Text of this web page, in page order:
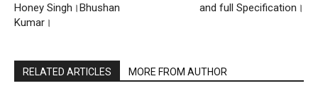
Honey Singh।Bhushan
Kumar।
and full Specification।
RELATED ARTICLES MORE FROM AUTHOR